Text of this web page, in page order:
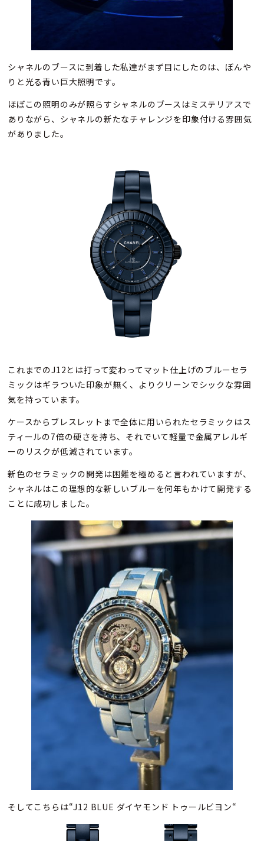
シャネルのブースに到着した私達がまず目にしたのは、ぼんや
りと光る青い巨大照明です。
ほぼこの照明のみが照らすシャネルのブースはミステリアスで
ありながら、シャネルの新たなチャレンジを印象付ける雰囲気
がありました。
これまでのJ12とは打って変わってマット仕上げのブルーセラ
ミックはギラついた印象が無く、よりクリーンでシックな雰囲
気を持っています。
ケースからブレスレットまで全体に用いられたセラミックはス
ティールの7倍の硬さを持ち、それでいて軽量で金属アレルギ
ーのリスクが低減されています。
新色のセラミックの開発は困難を極めると言われていますが、
シャネルはこの理想的な新しいブルーを何年もかけて開発する
ことに成功しました。
そしてこちらは“J12 BLUE ダイヤモンド トゥールビヨン“